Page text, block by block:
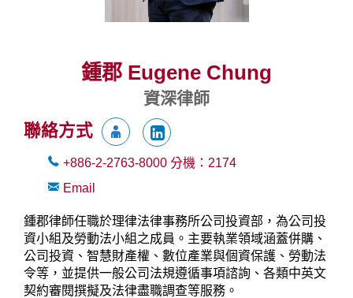
鍾郡 Eugene Chung
資深律師
聯絡方式
+886-2-2763-8000 分機： 2174
Email
鍾郡律師任職於理律法律事務所公司投資部，為公司投
資小組及勞動法小組之成員。主要執業領域涵蓋併購、
公司投資、智慧財產權、數位產業與個資保護、勞動法
令等，並提供一般公司法規遵循事項諮詢、各類中英文
契約審閱撰擬及法律盡職調查等服務。